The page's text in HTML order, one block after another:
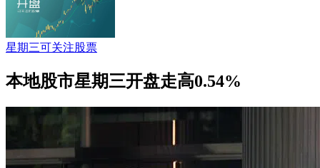
星期三可关注股票
本地股市星期三开盘走高0.54%